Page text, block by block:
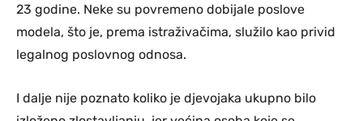
23 godine. Neke su povremeno dobijale poslove
modela, što je, prema istraživačima, služilo kao privid
legalnog poslovnog odnosa.
I dalje nije poznato koliko je djevojaka ukupno bilo